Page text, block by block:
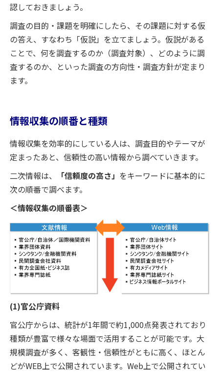
認しておきましょう。
調査の目的・課題を明確にしたら、その課題に対する仮
の答え、すなわち「仮説」を立てましょう。仮説がある
ことで、何を調査するのか（調査対象）、どのように調
査するのか、といった調査の方向性・調査方針が定まり
ます。
情報収集の順番と種類
情報収集を効率的にしている人は、調査目的やテーマが
定まったあと、信頼性の高い情報から調べていきます。
二次情報は、
「信頼度の高さ」 をキーワードに基本的に
次の順番で調べます。
＜情報収集の順番表＞
(1)官公庁資料
官公庁からは、統計が1年間で約1,000点発表されており
種類が豊富で様々な場面で活用することが可能です。大
規模調査が多く、客観性・信頼性がともに高く、ほとん
どがWEB上で公開されています。Web上で公開されてい